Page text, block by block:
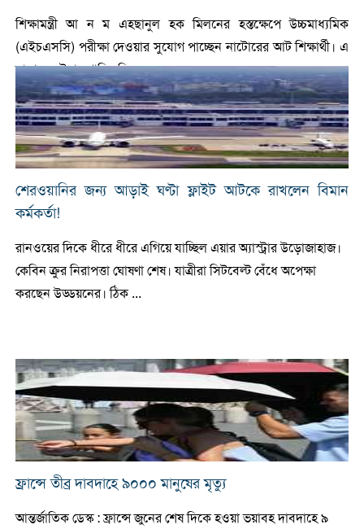
শিক্ষামন্ত্রী আ ন ম এহছানুল হক মিলনের হস্তক্ষেপে উচ্চমাধ্যমিক
(এইচএসসি) পরীক্ষা দেওয়ার সুযোগ পাচ্ছেন নাটোরের আট শিক্ষার্থী। এ
ছাড়া এ ঘটনায় গাফিলতির অভ ...
শেরওয়ানির জন্য আড়াই ঘণ্টা ফ্লাইট আটকে রাখলেন বিমান
কর্মকর্তা!
রানওয়ের দিকে ধীরে ধীরে এগিয়ে যাচ্ছিল এয়ার অ্যাস্ট্রার উড়োজাহাজ।
কেবিন ক্রুর নিরাপত্তা ঘোষণা শেষ। যাত্রীরা সিটবেল্ট বেঁধে অপেক্ষা
করছেন উড্ডয়নের। ঠিক ...
ফ্রান্সে তীব্র দাবদাহে ৯০০০ মানুষের মৃত্যু
আন্তর্জাতিক ডেস্ক : ফ্রান্সে জুনের শেষ দিকে হওয়া ভয়াবহ দাবদাহে ৯